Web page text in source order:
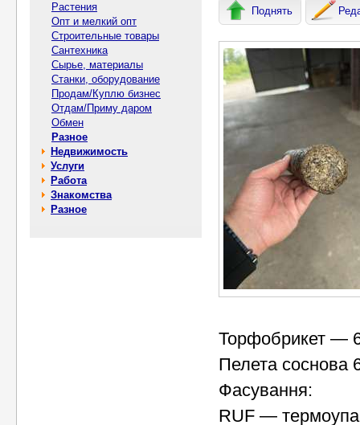
Растения
Опт и мелкий опт
Строительные товары
Сантехника
Сырье, материалы
Станки, оборудование
Продам/Куплю бизнес
Отдам/Приму даром
Обмен
Разное
Недвижимость
Услуги
Работа
Знакомства
Разное
Поднять
Торфобрикет —
Пелета соснова
Фасування:
RUF —